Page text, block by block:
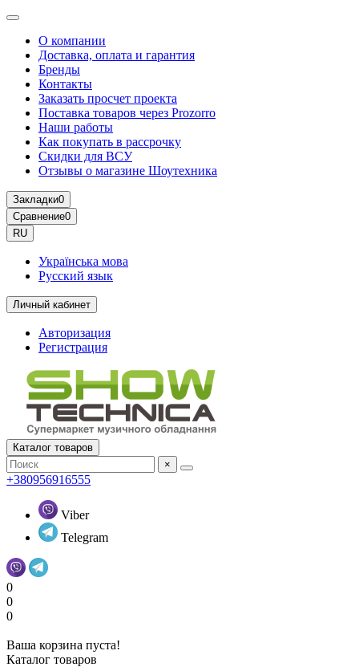
О компании
Доставка, оплата и гарантия
Бренды
Контакты
Заказать просчет проекта
Поставка товаров через Prozorro
Наши работы
Как покупать в рассрочку
Скидки для ВСУ
Отзывы о магазине Шоутехника
Закладки0
Сравнение0
RU
Українська мова
Русский язык
Личный кабинет
Авторизация
Регистрация
Каталог товаров
×
+380956916555
Viber
Telegram
0
0
0
Ваша корзина пуста!
Каталог товаров